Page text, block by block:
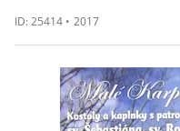
ID: 25414 • 2017